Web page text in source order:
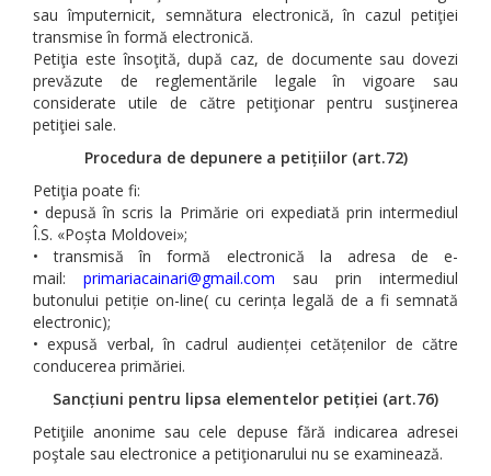
sau împuternicit, semnătura electronică, în cazul petiţiei
transmise în formă electronică.
Petiţia este însoţită, după caz, de documente sau dovezi
prevăzute de reglementările legale în vigoare sau
considerate utile de către petiţionar pentru susţinerea
petiţiei sale.
Procedura de depunere a petițiilor (art.72)
Petiţia poate fi:
• depusă în scris la Primărie ori expediată prin intermediul
Î.S. «Poșta Moldovei»;
• transmisă în formă electronică la adresa de e-
mail: primariacainari@gmail.com sau prin intermediul
butonului petiție on-line( cu cerința legală de a fi semnată
electronic);
• expusă verbal, în cadrul audienței cetățenilor de către
conducerea primăriei.
Sancțiuni pentru lipsa elementelor petiției (art.76)
Petiţiile anonime sau cele depuse fără indicarea adresei
poştale sau electronice a petiţionarului nu se examinează.